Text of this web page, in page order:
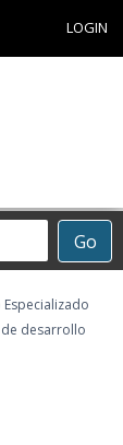
LOGIN
Go
Especializado
de desarrollo